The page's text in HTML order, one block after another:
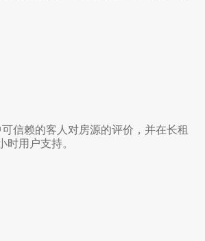
信赖的客人对房源的评价，并在长租
时用户支持。